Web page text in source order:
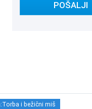
POŠALJI
i bežični miš